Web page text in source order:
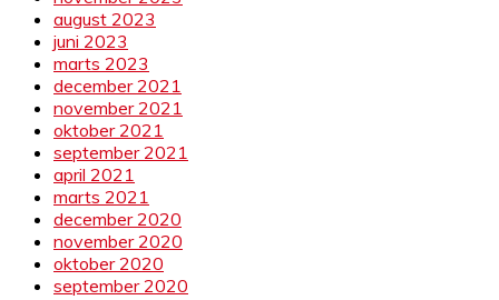
august 2023
juni 2023
marts 2023
december 2021
november 2021
oktober 2021
september 2021
april 2021
marts 2021
december 2020
november 2020
oktober 2020
september 2020